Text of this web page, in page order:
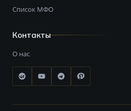
Список МФО
Контакты
О нас